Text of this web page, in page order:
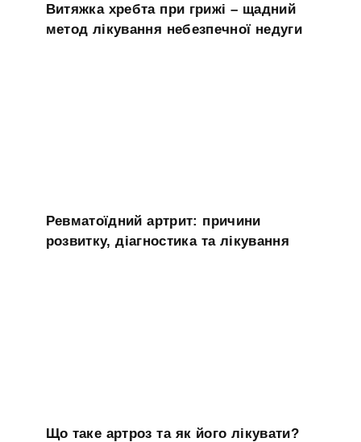
Витяжка хребта при грижі – щадний
метод лікування небезпечної недуги
Ревматоїдний артрит: причини
розвитку, діагностика та лікування
Що таке артроз та як його лікувати?